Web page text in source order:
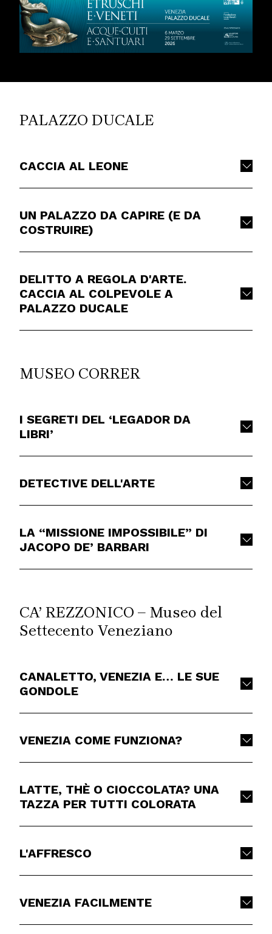
PALAZZO DUCALE
CACCIA AL LEONE
UN PALAZZO DA CAPIRE (E DA
COSTRUIRE)
DELITTO A REGOLA D'ARTE.
CACCIA AL COLPEVOLE A
PALAZZO DUCALE
MUSEO CORRER
I SEGRETI DEL ‘LEGADOR DA
LIBRI’
DETECTIVE DELL'ARTE
LA “MISSIONE IMPOSSIBILE” DI
JACOPO DE’ BARBARI
CA’ REZZONICO – Museo del
Settecento Veneziano
CANALETTO, VENEZIA E… LE SUE
GONDOLE
VENEZIA COME FUNZIONA?
LATTE, THÈ O CIOCCOLATA? UNA
TAZZA PER TUTTI COLORATA
L'AFFRESCO
VENEZIA FACILMENTE